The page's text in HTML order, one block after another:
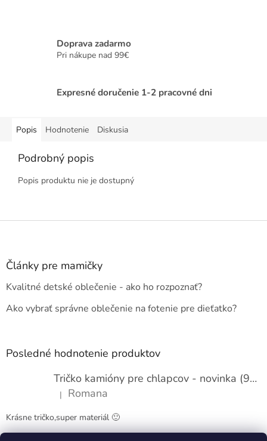
Doprava zadarmo
Pri nákupe nad 99€
Expresné doručenie 1-2 pracovné dni
Popis Hodnotenie Diskusia
Podrobný popis
Popis produktu nie je dostupný
Z
Články pre mamičky
Kvalitné detské oblečenie - ako ho rozpoznať?
Ako vybrať správne oblečenie na fotenie pre dieťatko?
Posledné hodnotenie produktov
Tričko kamióny pre chlapcov - novinka (98-134)
Hodnotenie produktu je 5 z 5 hviezdičiek.
| Romana
Krásne tričko,super materiál 🙂